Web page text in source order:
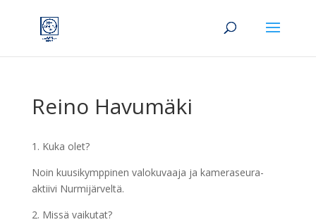
Reino Havumäki
1. Kuka olet?
Noin kuusikymppinen valokuvaaja ja kameraseura-
aktiivi Nurmijärveltä.
2. Missä vaikutat?